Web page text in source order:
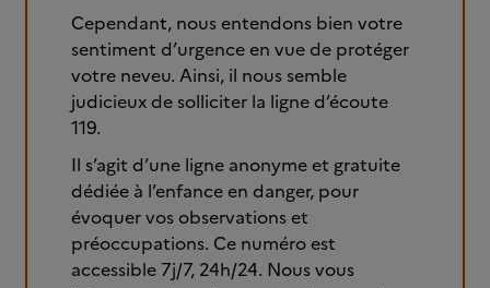
Cependant, nous entendons bien votre
sentiment d’urgence en vue de protéger
votre neveu. Ainsi, il nous semble
judicieux de solliciter la ligne d’écoute
119.
Il s’agit d’une ligne anonyme et gratuite
dédiée à l’enfance en danger, pour
évoquer vos observations et
préoccupations. Ce numéro est
accessible 7j/7, 24h/24. Nous vous